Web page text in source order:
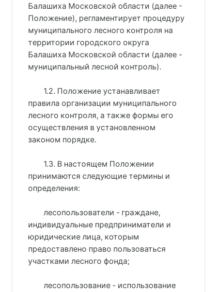
Балашиха Московской области (далее -
Положение), регламентирует процедуру
муниципального лесного контроля на
территории городского округа
Балашиха Московской области (далее -
муниципальный лесной контроль).
1.2. Положение устанавливает
правила организации муниципального
лесного контроля, а также формы его
осуществления в установленном
законом порядке.
1.3. В настоящем Положении
принимаются следующие термины и
определения:
лесопользователи - граждане,
индивидуальные предприниматели и
юридические лица, которым
предоставлено право пользоваться
участками лесного фонда;
лесопользование - использование